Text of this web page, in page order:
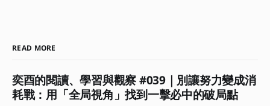
READ MORE
奕酉的閱讀、學習與觀察 #039｜別讓努力變成消
耗戰：用「全局視角」找到一擊必中的破局點